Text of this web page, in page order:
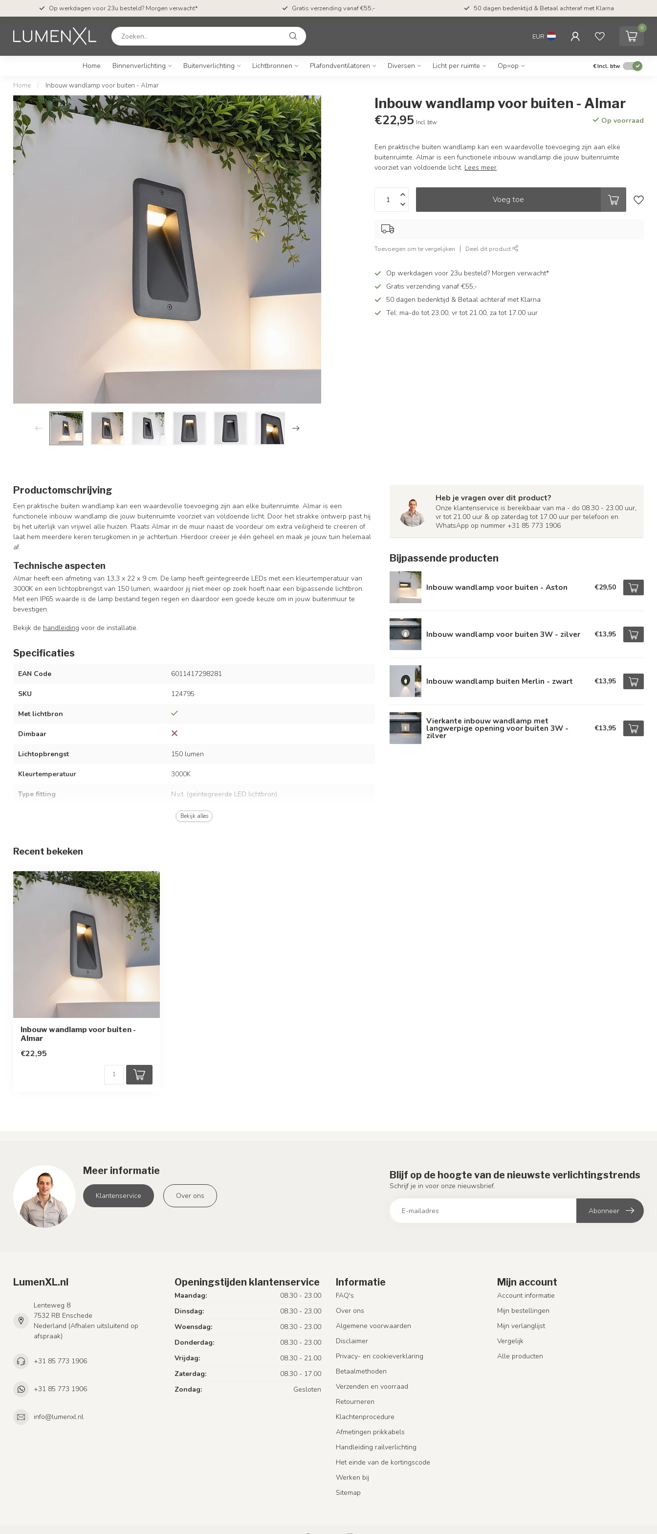
23u besteld? Morgen verwacht* Gratis verzending vanaf €55,- 50 dagen bedenktijd & Betaal achteraf met Klarna Tel: ma-do tot 23.00, vr
EUR
0
Home Binnenverlichting Buitenverlichting Lichtbronnen Plafondventilatoren Diversen Licht per ruimte Op=op €Incl. btw
Home / Inbouw wandlamp voor buiten - Almar
Inbouw wandlamp voor buiten - Almar
€22,95 Incl. btw Op voorraad
Een praktische buiten wandlamp kan een waardevolle toevoeging zijn aan elke
buitenruimte. Almar is een functionele inbouw wandlamp die jouw buitenruimte
voorziet van voldoende licht. Lees meer.
Voeg toe
Toevoegen om te vergelijken Deel dit product
Op werkdagen voor 23u besteld? Morgen verwacht*
Gratis verzending vanaf €55,-
50 dagen bedenktijd & Betaal achteraf met Klarna
Tel: ma-do tot 23.00, vr tot 21.00, za tot 17.00 uur
Productomschrijving
Een praktische buiten wandlamp kan een waardevolle toevoeging zijn aan elke buitenruimte. Almar is een
functionele inbouw wandlamp die jouw buitenruimte voorziet van voldoende licht. Door het strakke ontwerp past hij
bij het uiterlijk van vrijwel alle huizen. Plaats Almar in de muur naast de voordeur om extra veiligheid te creëren of
laat hem meerdere keren terugkomen in je achtertuin. Hierdoor creëer je één geheel en maak je jouw tuin helemaal
af.
Technische aspecten
Almar heeft een afmeting van 13,3 x 22 x 9 cm. De lamp heeft geïntegreerde LEDs met een kleurtemperatuur van
3000K en een lichtopbrengst van 150 lumen, waardoor jij niet meer op zoek hoeft naar een bijpassende lichtbron.
Met een IP65 waarde is de lamp bestand tegen regen en daardoor een goede keuze om in jouw buitenmuur te
bevestigen.
Bekijk de handleiding voor de installatie.
Specificaties
EAN Code 6011417298281
SKU 124795
Met lichtbron
Dimbaar
Lichtopbrengst 150 lumen
Kleurtemperatuur 3000K
Type fitting N.v.t. (geïntegreerde LED lichtbron)
7 watt
Frequentie
Opwarmtijd
Kleur armatuur
Beschermingsklasse
Bekijk alles
Heb je vragen over dit product?
Onze klantenservice is bereikbaar van ma - do 08.30 - 23.00 uur,
vr tot 21.00 uur & op zaterdag tot 17.00 uur per telefoon en
WhatsApp op nummer +31 85 773 1906
Bijpassende producten
Inbouw wandlamp voor buiten - Aston €29,50
Inbouw wandlamp voor buiten 3W - zilver €13,95
Inbouw wandlamp buiten Merlin - zwart €13,95
Vierkante inbouw wandlamp met
langwerpige opening voor buiten 3W -
zilver
€13,95
Recent bekeken
Inbouw wandlamp voor buiten -
Almar
€22,95
Meer informatie
Klantenservice Over ons
Blijf op de hoogte van de nieuwste verlichtingstrends
Schrijf je in voor onze nieuwsbrief.
Abonneer
LumenXL.nl
Lenteweg 8
7532 RB Enschede
Nederland (Afhalen uitsluitend op
afspraak)
+31 85 773 1906
+31 85 773 1906
info@lumenxl.nl
Openingstijden klantenservice
Maandag:
08.30 - 23.00
Dinsdag:
08.30 - 23.00
Woensdag:
08.30 - 23.00
Donderdag:
08.30 - 23.00
Vrijdag:
08.30 - 21.00
Zaterdag:
08.30 - 17.00
Zondag:
Gesloten
Informatie
FAQ's
Over ons
Algemene voorwaarden
Disclaimer
Privacy- en cookieverklaring
Betaalmethoden
Verzenden en voorraad
Retourneren
Klachtenprocedure
Afmetingen prikkabels
Handleiding railverlichting
Het einde van de kortingscode
Werken bij
Sitemap
Mijn account
Account informatie
Mijn bestellingen
Mijn verlanglijst
Vergelijk
Alle producten